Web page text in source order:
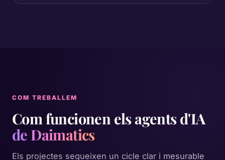
COM TREBALLEM
Com funcionen els agents d'IA
de Daimatics
Els projectes segueixen un cicle clar i mesurable